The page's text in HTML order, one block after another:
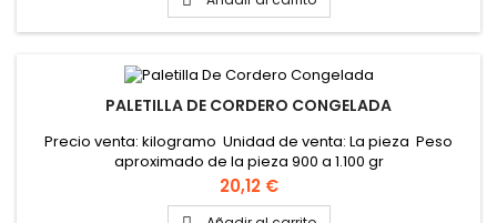
PALETILLA DE CORDERO CONGELADA
Precio venta: kilogramo Unidad de venta: La pieza Peso
aproximado de la pieza 900 a 1.100 gr
Precio
20,12 €